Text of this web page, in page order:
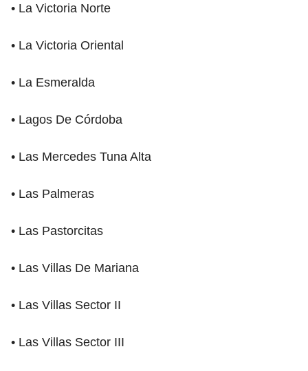
• La Victoria Norte
• La Victoria Oriental
• La Esmeralda
• Lagos De Córdoba
• Las Mercedes Tuna Alta
• Las Palmeras
• Las Pastorcitas
• Las Villas De Mariana
• Las Villas Sector II
• Las Villas Sector III